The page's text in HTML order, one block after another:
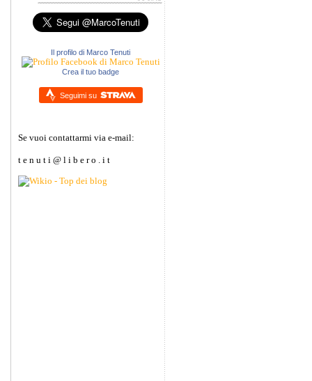
Il profilo di Marco Tenuti
Crea il tuo badge
Seguimi su
Se vuoi contattarmi via e-mail:
t e n u t i @ l i b e r o . i t